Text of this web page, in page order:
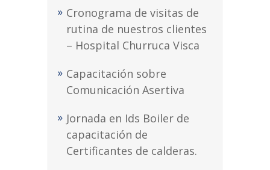
Cronograma de visitas de
rutina de nuestros clientes
– Hospital Churruca Visca
Capacitación sobre
Comunicación Asertiva
Jornada en Ids Boiler de
capacitación de
Certificantes de calderas.